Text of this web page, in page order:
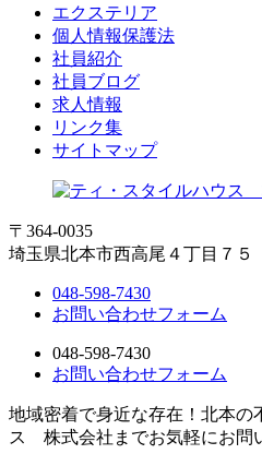
エクステリア
個人情報保護法
社員紹介
社員ブログ
求人情報
リンク集
サイトマップ
〒364-0035
埼玉県北本市西高尾４丁目７５
048-598-7430
お問い合わせフォーム
048-598-7430
お問い合わせフォーム
地域密着で身近な存在！北本の
ス 株式会社までお気軽にお問